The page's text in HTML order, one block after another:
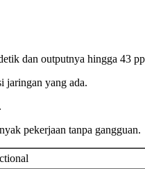
dan outputnya hingga 43
jaringan yang ada.
pekerjaan tanpa gangguan.